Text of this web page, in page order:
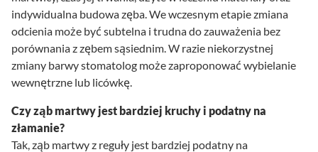
indywidualna budowa zęba. We wczesnym etapie zmiana
odcienia może być subtelna i trudna do zauważenia bez
porównania z zębem sąsiednim. W razie niekorzystnej
zmiany barwy stomatolog może zaproponować wybielanie
wewnętrzne lub licówkę.
Czy ząb martwy jest bardziej kruchy i podatny na
złamanie?
Tak, ząb martwy z reguły jest bardziej podatny na